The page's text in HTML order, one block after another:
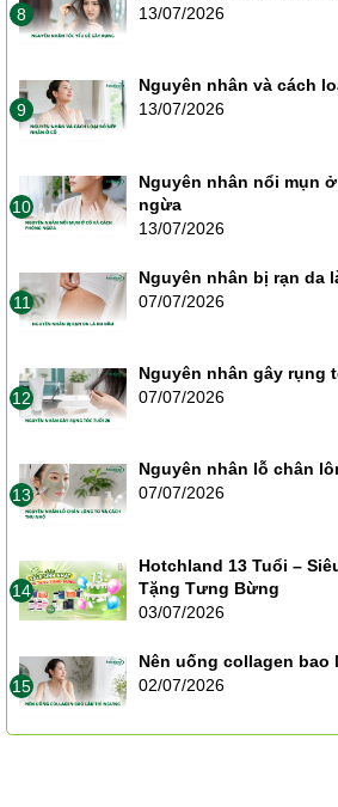
8
13/07/2026
9
Nguyên nhân và cách
13/07/2026
10
Nguyên nhân nổi mụn
ngừa
13/07/2026
11
Nguyên nhân bị rạn da
07/07/2026
12
Nguyên nhân gây rụng
07/07/2026
13
Nguyên nhân lỗ chân
07/07/2026
14
Hotchland 13 Tuổi –
Tặng Tưng Bừng
03/07/2026
15
Nên uống collagen bao
02/07/2026